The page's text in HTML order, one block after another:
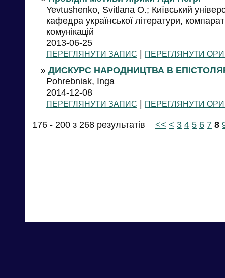
Yevtushenko, Svitlana O.; Київський
кафедра української літератури,
комунікацій
2013-06-25
ПЕРЕГЛЯНУТИ ЗАПИС | ПЕРЕГЛЯНУТИ
» ДИСКУРС НАРОДНИЦТВА В
Pohrebniak, Inga
2014-12-08
ПЕРЕГЛЯНУТИ ЗАПИС | ПЕРЕГЛЯНУТИ
176 - 200 з 268 результатів << < 3 4 5 6 7 8